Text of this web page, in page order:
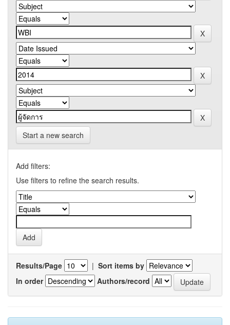
Start a new search
Add filters:
Use filters to refine the search results.
Results/Page | Sort items by
In order
Authors/record